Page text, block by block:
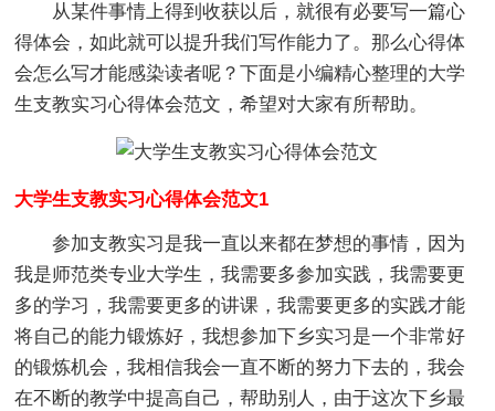
从某件事情上得到收获以后，就很有必要写一篇心
得体会，如此就可以提升我们写作能力了。那么心得体
会怎么写才能感染读者呢？下面是小编精心整理的大学
生支教实习心得体会范文，希望对大家有所帮助。
大学生支教实习心得体会范文1
参加支教实习是我一直以来都在梦想的事情，因为
我是师范类专业大学生，我需要多参加实践，我需要更
多的学习，我需要更多的讲课，我需要更多的实践才能
将自己的能力锻炼好，我想参加下乡实习是一个非常好
的锻炼机会，我相信我会一直不断的努力下去的，我会
在不断的教学中提高自己，帮助别人，由于这次下乡最